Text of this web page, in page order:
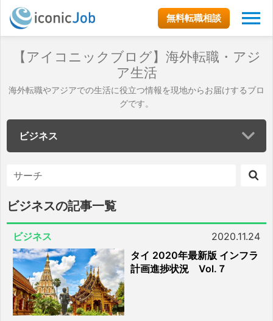
無料転職相談
【アイコニックブログ】海外転職・アジ
ア生活
海外転職やアジアでの生活に役立つ情報を現地からお届けするブロ
グです。
ビジネス
ビジネスの記事一覧
ビジネス
2020.11.24
タイ 2020年最新版 インフラ
計画進捗状況 Vol.７